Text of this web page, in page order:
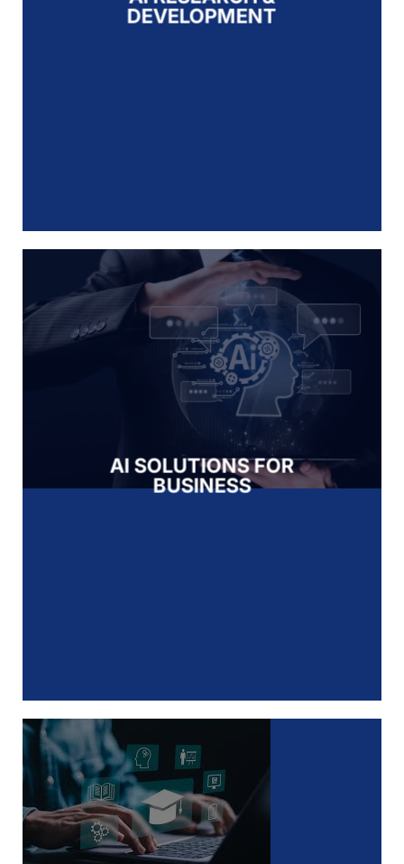
DEVELOPMENT
AI SOLUTIONS FOR
BUSINESS